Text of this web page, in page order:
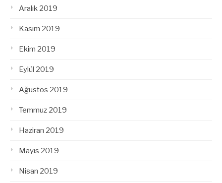
Aralık 2019
Kasım 2019
Ekim 2019
Eylül 2019
Ağustos 2019
Temmuz 2019
Haziran 2019
Mayıs 2019
Nisan 2019